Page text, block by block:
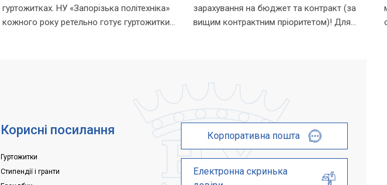
гуртожитках. НУ «Запорізька політехніка»
кожного року ретельно готує гуртожитки
зарахування на бюджет та контракт (за
вищим контрактним пріоритетом)! Для
Корисні посилання
Гуртожитки
Стипендії і гранти
Корпоративна пошта
Електронна скринька